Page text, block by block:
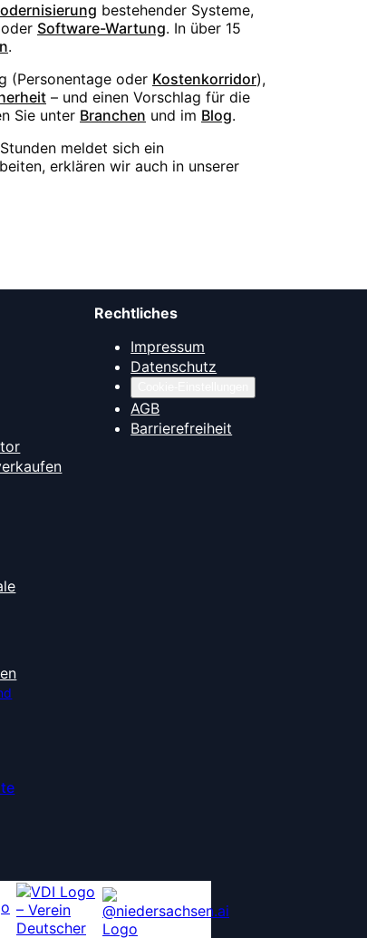
bestehender Systeme,
oder Software-Wartung. In über 15
.
(Personentage oder Kostenkorridor),
– und einen Vorschlag für die
Sie unter Branchen und im Blog.
meldet sich ein
erklären wir auch in unserer
Rechtliches
Impressum
Datenschutz
AGB
Barrierefreiheit